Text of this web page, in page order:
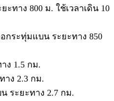
ทาง 800 ม. ใช้เวลาเดิน 10
กระทุ่มแบน ระยะทาง 850
ง 1.5 กม.
ง 2.3 กม.
ระยะทาง 2.7 กม.